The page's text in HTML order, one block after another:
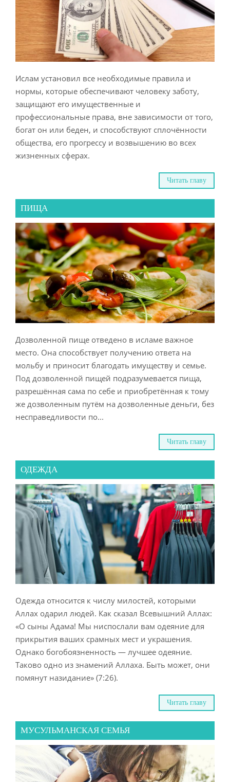
Ислам установил все необходимые правила и
нормы, которые обеспечивают человеку заботу,
защищают его имущественные и
профессиональные права, вне зависимости от того,
богат он или беден, и способствуют сплочённости
общества, его прогрессу и возвышению во всех
жизненных сферах.
Читать главу
ПИЩА
Дозволенной пище отведено в исламе важное
место. Она способствует получению ответа на
мольбу и приносит благодать имуществу и семье.
Под дозволенной пищей подразумевается пища,
разрешённая сама по себе и приобретённая к тому
же дозволенным путём на дозволенные деньги, без
несправедливости по...
Читать главу
ОДЕЖДА
Одежда относится к числу милостей, которыми
Аллах одарил людей. Как сказал Всевышний Аллах:
«О сыны Адама! Мы ниспослали вам одеяние для
прикрытия ваших срамных мест и украшения.
Однако богобоязненность — лучшее одеяние.
Таково одно из знамений Аллаха. Быть может, они
помянут назидание» (7:26).
Читать главу
МУСУЛЬМАНСКАЯ СЕМЬЯ